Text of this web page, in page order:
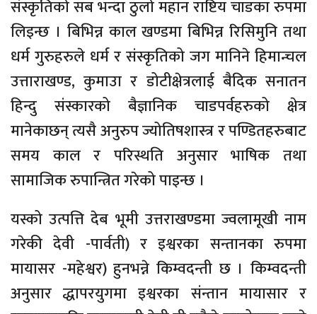
संस्कृतिको सब भन्दा ठुलो महान राष्टिय चाडका रुपमा
लिइन्छ । बिभिन्न काल खण्डमा बिभिन्न रिसिमुनि तथा
धर्म गुरुहरुले धर्म र संस्कृतिको जग मानिने हिमान्चल
उत्ताराखण्ड, कुमाउा र डोटीक्षेत्रलाई बैदिक सनातन
हिन्दु संस्कारको बैज्ञानिक चाडपर्वहरुको क्षेत्र
मानेकाछन् त्यसै अनुरुप ज्योतिषशास्त्र र पण्डितहरुबाट
समय काल र परिस्थति अनुसार भाषिक तथा
सामाजिक रुपान्त्रित गरेको पाइन्छ ।
यस्को उत्पत्ति देब भूमी उत्तराखण्डमा ज्वलामूखी नाम
गरेकी देवी -पार्वती) र इश्वरका सन्तानका रुपमा
मायासर -महेश्वर) हुनभन्ने किम्वदन्ती छ । किम्वदन्ती
अनुसार द्धापरयुगमा इश्वरका संन्तान मायासार र